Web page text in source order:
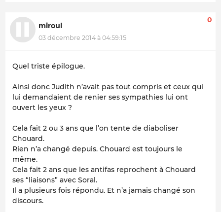
miroul
03 décembre 2014 à 04:59:15
0
Quel triste épilogue.
Ainsi donc Judith n’avait pas tout compris et ceux qui
lui demandaient de renier ses sympathies lui ont
ouvert les yeux ?
Cela fait 2 ou 3 ans que l’on tente de diaboliser
Chouard.
Rien n’a changé depuis. Chouard est toujours le
même.
Cela fait 2 ans que les antifas reprochent à Chouard
ses “liaisons” avec Soral.
Il a plusieurs fois répondu. Et n’a jamais changé son
discours.